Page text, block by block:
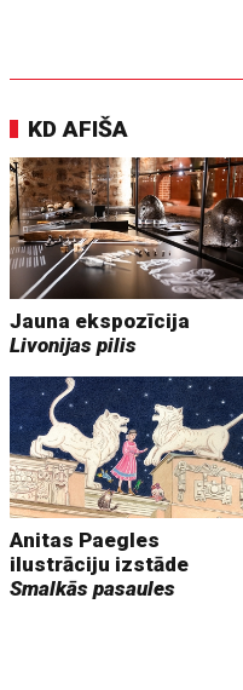
KD AFIŠA
Jauna ekspozīcija
Livonijas pilis
Anitas Paegles
ilustrāciju izstāde
Smalkās pasaules